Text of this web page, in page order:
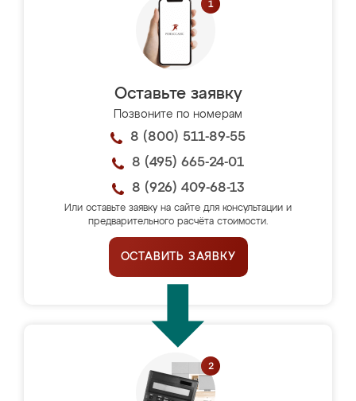
Оставьте заявку
Позвоните по номерам
8 (800) 511-89-55
8 (495) 665-24-01
8 (926) 409-68-13
Или оставьте заявку на сайте для консультации и
предварительного расчёта стоимости.
ОСТАВИТЬ ЗАЯВКУ